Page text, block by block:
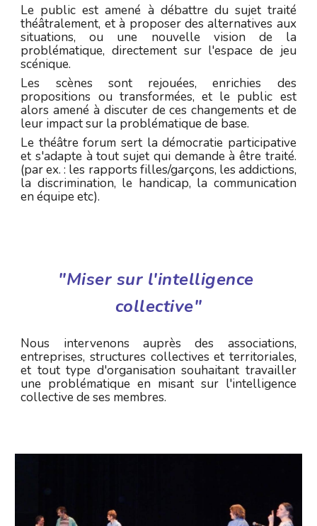
Le public est amené à débattre du sujet traité
théâtralement, et à proposer des alternatives aux
situations, ou une nouvelle vision de la
problématique, directement sur l'espace de jeu
scénique.
Les scènes sont rejouées, enrichies des
propositions ou transformées, et le public est
alors amené à discuter de ces changements et de
leur impact sur la problématique de base.
Le théâtre forum sert la démocratie participative
et s'adapte à tout sujet qui demande à être traité.
(par ex. : les rapports filles/garçons, les addictions,
la discrimination, le handicap, la communication
en équipe etc).
"Miser sur l'intelligence
collective"
Nous intervenons auprès des associations,
entreprises, structures collectives et territoriales,
et tout type d'organisation souhaitant travailler
une problématique en misant sur l'intelligence
collective de ses membres.